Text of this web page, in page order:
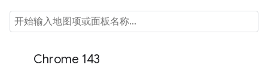
Chrome 143